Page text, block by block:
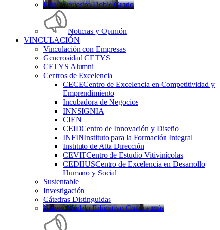
Estudia nuestro Doble Grado
Noticias y Opinión
VINCULACIÓN
Vinculación con Empresas
Generosidad CETYS
CETYS Alumni
Centros de Excelencia
CECECentro de Excelencia en Competitividad y
Emprendimiento
Incubadora de Negocios
INNSIGNIA
CIEN
CEIDCentro de Innovación y Diseño
INFINInstituto para la Formación Integral
Instituto de Alta Dirección
CEVITCentro de Estudio Vitivinícolas
CEDHUSCentro de Excelencia en Desarrollo
Humano y Social
Sustentable
Investigación
Cátedras Distinguidas
Nuevo Modelo Educativo Conoce más